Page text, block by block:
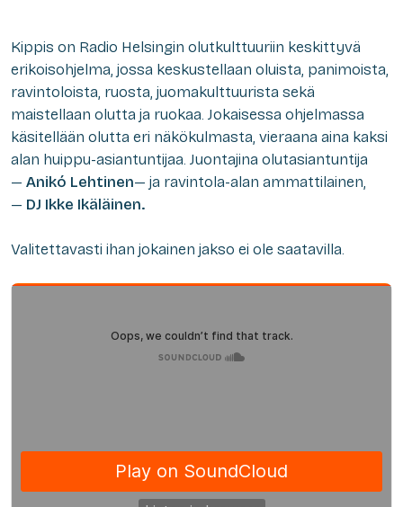
Kippis on Radio Helsingin olutkulttuuriin keskittyvä
erikoisohjelma, jossa keskustellaan oluista, panimoista,
ravintoloista, ruosta, juomakulttuurista sekä
maistellaan olutta ja ruokaa. Jokaisessa ohjelmassa
käsitellään olutta eri näkökulmasta, vieraana aina kaksi
alan huippu-asiantuntijaa. Juontajina olutasiantuntija
— Anikó Lehtinen— ja ravintola-alan ammattilainen,
— DJ Ikke Ikäläinen.
Valitettavasti ihan jokainen jakso ei ole saatavilla.